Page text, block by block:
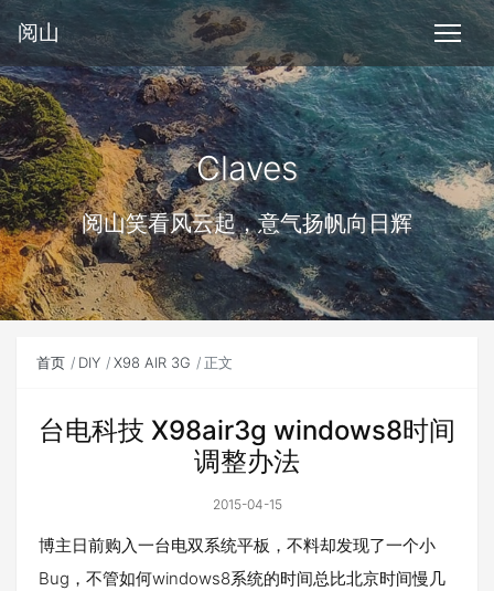
阅山
Claves
阅山笑看风云起，意气扬帆向日辉
首页 DIY X98 AIR 3G 正文
台电科技 X98air3g windows8时间
调整办法
2015-04-15
博主日前购入一台电双系统平板，不料却发现了一个小
Bug，不管如何windows8系统的时间总比北京时间慢几